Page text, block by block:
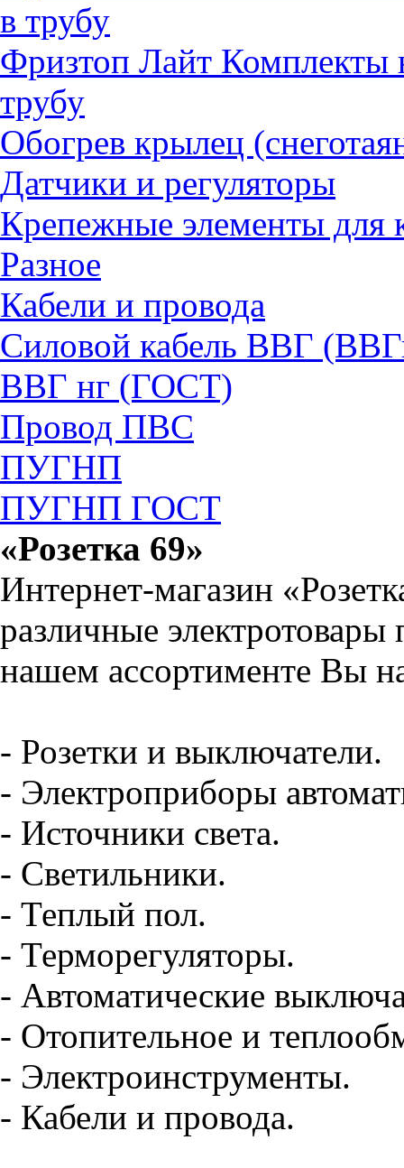
в трубу
Фризтоп Лайт Комплекты
трубу
Обогрев крылец
Датчики и регуляторы
Крепежные элементы для
Разное
Кабели и провода
Силовой кабель ВВГ
ВВГ нг (ГОСТ)
Провод ПВС
ПУГНП
ПУГНП ГОСТ
«Розетка 69»
Интернет-магазин
различные
нашем ассортименте Вы
- Розетки и выключатели.
- Электроприборы
- Источники света.
- Светильники.
- Теплый пол.
- Терморегуляторы.
- Автоматические
- Отопительное и
- Электроинструменты.
- Кабели и провода.